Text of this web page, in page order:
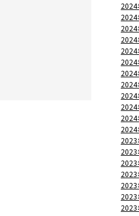
2024
2024
2024
2024
2024
2024
2024
2024
2024
2024
2024
2024
2023
2023
2023
2023
2023
2023
2023